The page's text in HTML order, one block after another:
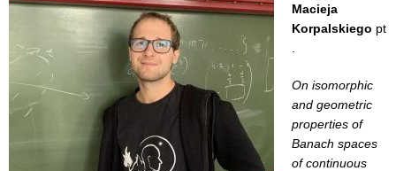
Macieja
Korpalskiego pt
On isomorphic
and geometric
properties of
Banach spaces
of continuous